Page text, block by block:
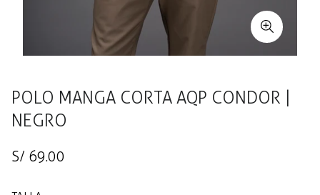
POLO MANGA CORTA AQP CONDOR |
NEGRO
Precio
S/ 69.00